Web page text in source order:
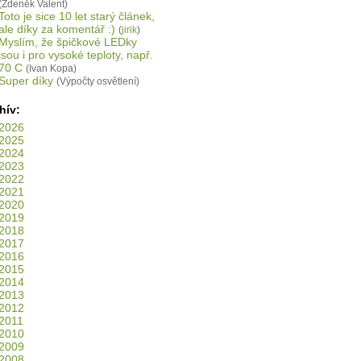
Valent)
je sice 10 let starý článek,
díky za komentář :) (jirik)
že špičkové LEDky
i pro vysoké teploty, např.
C (Ivan Kopa)
díky (Výpočty osvětlení)